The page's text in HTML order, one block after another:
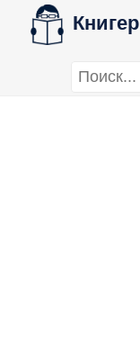
Книгер